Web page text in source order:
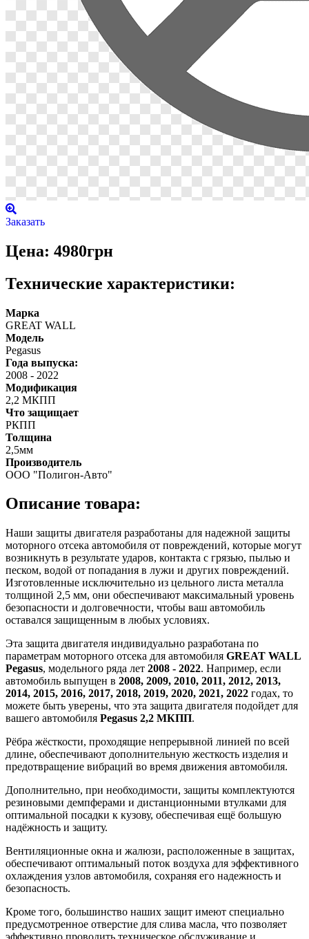
Заказать
Цена: 4980грн
Технические характеристики:
Марка
GREAT WALL
Модель
Pegasus
Года выпуска:
2008 - 2022
Модификация
2,2 МКПП
Что защищает
РКПП
Толщина
2,5мм
Производитель
ООО "Полигон-Авто"
Описание товара:
Наши защиты двигателя разработаны для надежной защиты
моторного отсека автомобиля от повреждений, которые могут
возникнуть в результате ударов, контакта с грязью, пылью и
песком, водой от попадания в лужи и других повреждений.
Изготовленные исключительно из цельного листа металла
толщиной 2,5 мм, они обеспечивают максимальный уровень
безопасности и долговечности, чтобы ваш автомобиль
оставался защищенным в любых условиях.
Эта защита двигателя индивидуально разработана по
параметрам моторного отсека для автомобиля GREAT WALL
Pegasus, модельного ряда лет 2008 - 2022. Например, если
автомобиль выпущен в 2008, 2009, 2010, 2011, 2012, 2013,
2014, 2015, 2016, 2017, 2018, 2019, 2020, 2021, 2022 годах, то
можете быть уверены, что эта защита двигателя подойдет для
вашего автомобиля Pegasus 2,2 МКПП.
Рёбра жёсткости, проходящие непрерывной линией по всей
длине, обеспечивают дополнительную жесткость изделия и
предотвращение вибраций во время движения автомобиля.
Дополнительно, при необходимости, защиты комплектуются
резиновыми демпферами и дистанционными втулками для
оптимальной посадки к кузову, обеспечивая ещё большую
надёжность и защиту.
Вентиляционные окна и жалюзи, расположенные в защитах,
обеспечивают оптимальный поток воздуха для эффективного
охлаждения узлов автомобиля, сохраняя его надежность и
безопасность.
Кроме того, большинство наших защит имеют специально
предусмотренное отверстие для слива масла, что позволяет